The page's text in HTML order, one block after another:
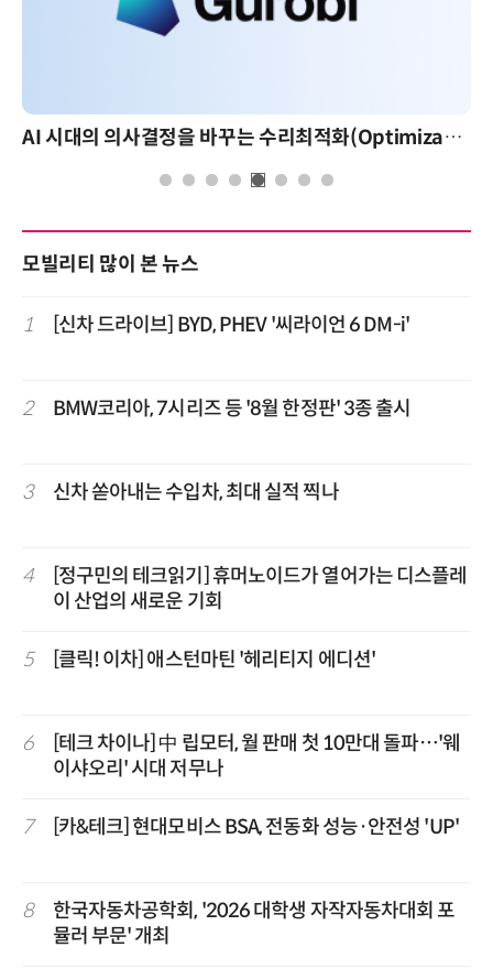
AI 시대의 의사결정을 바꾸는 수리최적화(Optimization): 실제 산업 적용 사례와 활용 전략
모빌리티 많이 본 뉴스
1 [신차 드라이브] BYD, PHEV '씨라이언 6 DM-i'
2 BMW코리아, 7시리즈 등 '8월 한정판' 3종 출시
3 신차 쏟아내는 수입차, 최대 실적 찍나
4
[정구민의 테크읽기] 휴머노이드가 열어가는 디스플레
이 산업의 새로운 기회
5 [클릭! 이차] 애스턴마틴 '헤리티지 에디션'
6
[테크 차이나] 中 립모터, 월 판매 첫 10만대 돌파…'웨
이샤오리' 시대 저무나
7 [카&테크] 현대모비스 BSA, 전동화 성능·안전성 'UP'
8
한국자동차공학회, '2026 대학생 자작자동차대회 포
뮬러 부문' 개최